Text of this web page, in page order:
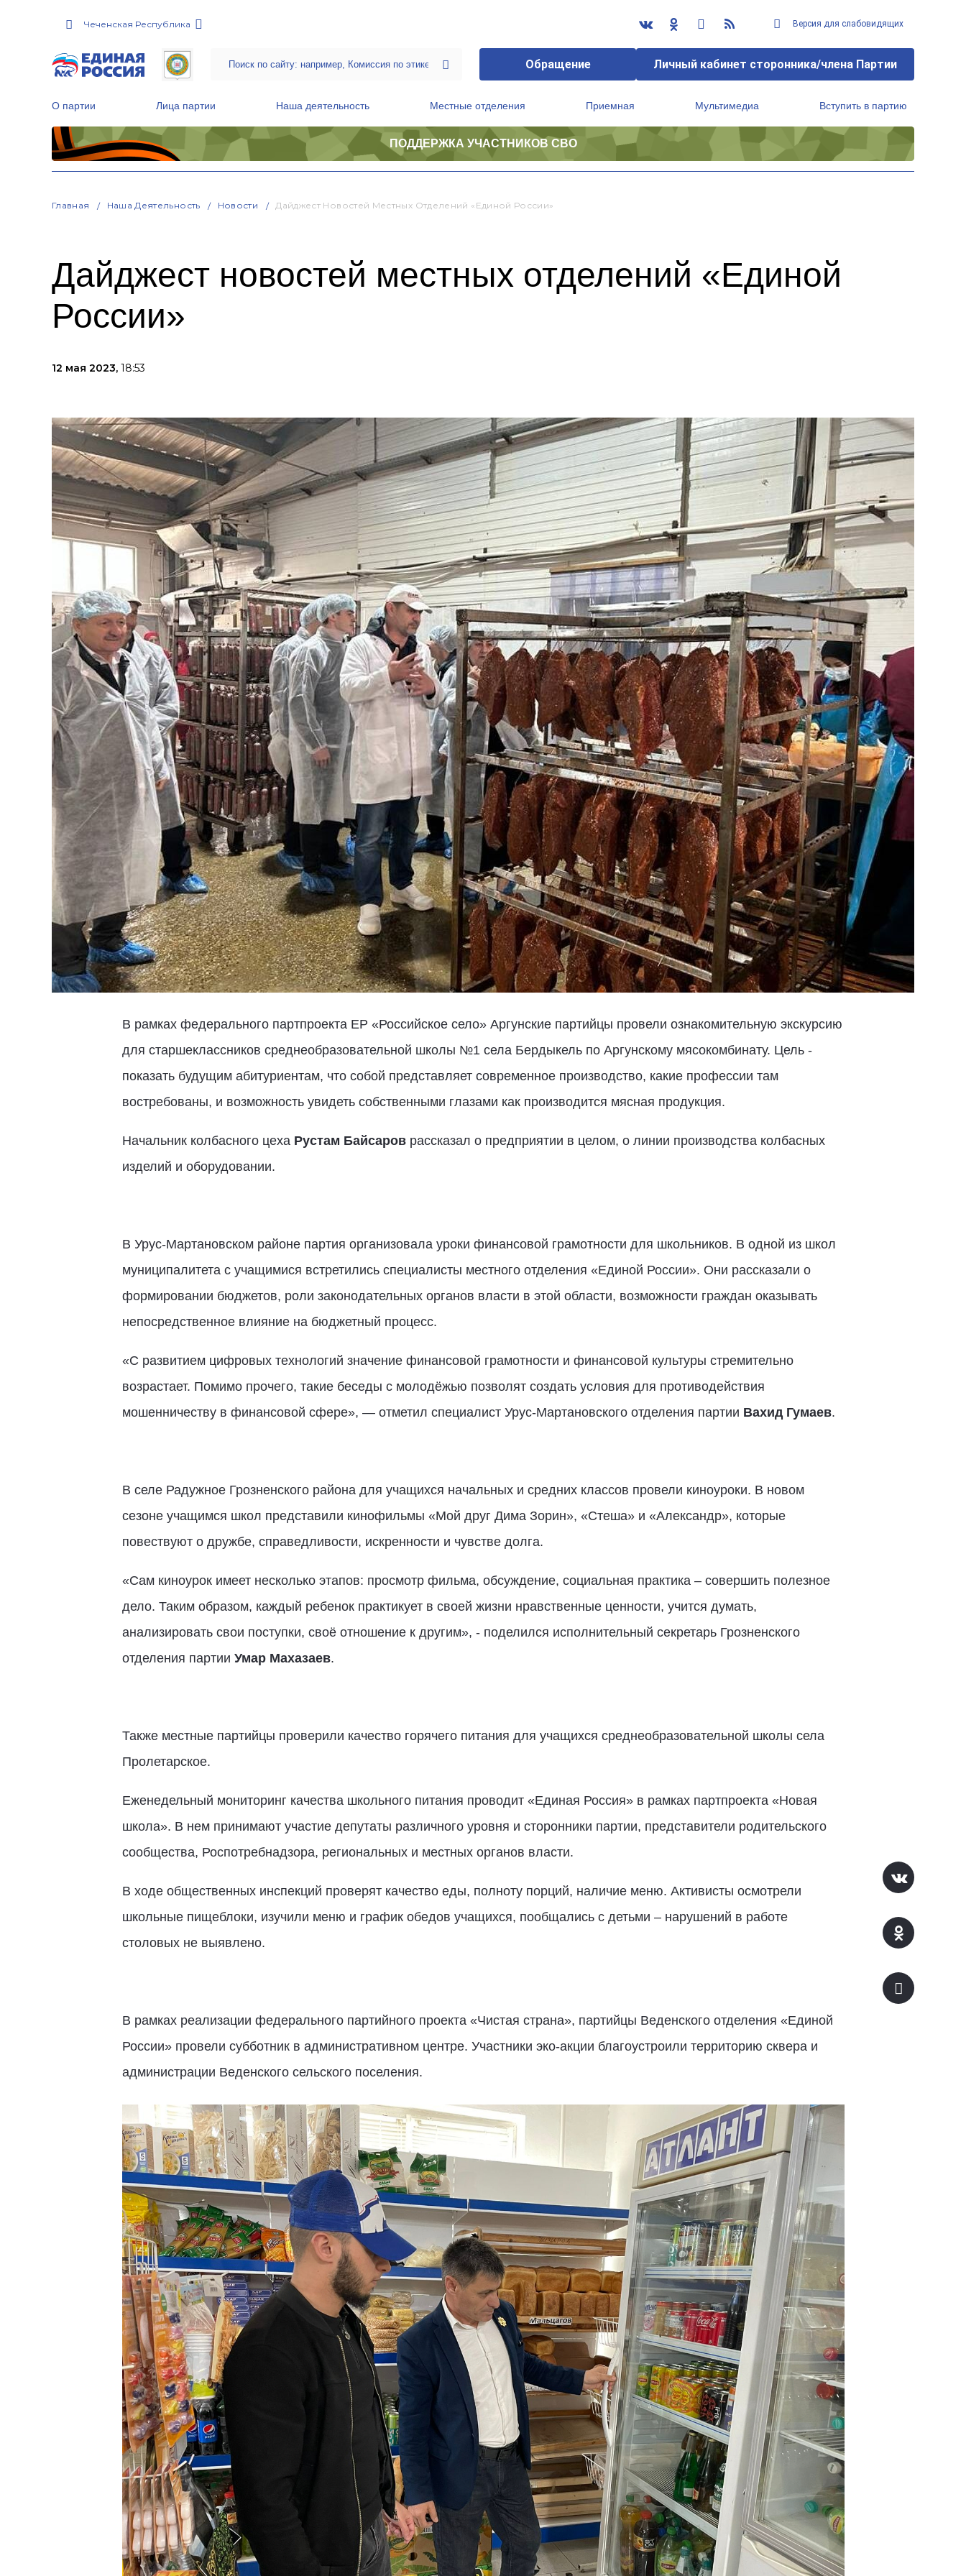
Чеченская Республика Версия для слабовидящих
Обращение Личный кабинет сторонника/члена Партии
О партии Лица партии Наша деятельность Местные отделения Приемная Мультимедиа Вступить в партию
ПОДДЕРЖКА УЧАСТНИКОВ СВО
Главная Наша Деятельность Новости Дайджест Новостей Местных Отделений «Единой России»
Дайджест новостей местных отделений «Единой
России»
12 мая 2023, 18:53
В рамках федерального партпроекта ЕР «Российское село» Аргунские партийцы провели ознакомительную экскурсию
для старшеклассников среднеобразовательной школы №1 села Бердыкель по Аргунскому мясокомбинату. Цель -
показать будущим абитуриентам, что собой представляет современное производство, какие профессии там
востребованы, и возможность увидеть собственными глазами как производится мясная продукция.
Начальник колбасного цеха Рустам Байсароврассказал о предприятии в целом, о линии производства колбасных
изделий и оборудовании.
В Урус-Мартановском районе партия организовала уроки финансовой грамотности для школьников. В одной из школ
муниципалитета с учащимися встретились специалисты местного отделения «Единой России». Они рассказали о
формировании бюджетов, роли законодательных органов власти в этой области, возможности граждан оказывать
непосредственное влияние на бюджетный процесс.
«С развитием цифровых технологий значение финансовой грамотности и финансовой культуры стремительно
возрастает. Помимо прочего, такие беседы с молодёжью позволят создать условия для противодействия
мошенничеству в финансовой сфере», — отметил специалист Урус-Мартановского отделения партии Вахид Гумаев.
В селе Радужное Грозненского района для учащихся начальных и средних классов провели киноуроки. В новом
сезоне учащимся школ представили кинофильмы «Мой друг Дима Зорин», «Стеша» и «Александр», которые
повествуют о дружбе, справедливости, искренности и чувстве долга.
«Сам киноурок имеет несколько этапов: просмотр фильма, обсуждение, социальная практика – совершить полезное
дело. Таким образом, каждый ребенок практикует в своей жизни нравственные ценности, учится думать,
анализировать свои поступки, своё отношение к другим», - поделился исполнительный секретарь Грозненского
отделения партии Умар Махазаев.
Также местные партийцы проверили качество горячего питания для учащихся среднеобразовательной школы села
Пролетарское.
Еженедельный мониторинг качества школьного питания проводит «Единая Россия» в рамках партпроекта «Новая
школа». В нем принимают участие депутаты различного уровня и сторонники партии, представители родительского
сообщества, Роспотребнадзора, региональных и местных органов власти.
В ходе общественных инспекций проверят качество еды, полноту порций, наличие меню. Активисты осмотрели
школьные пищеблоки, изучили меню и график обедов учащихся, пообщались с детьми – нарушений в работе
столовых не выявлено.
В рамках реализации федерального партийного проекта «Чистая страна», партийцы Веденского отделения «Единой
России» провели субботник в административном центре. Участники эко-акции благоустроили территорию сквера и
администрации Веденского сельского поселения.